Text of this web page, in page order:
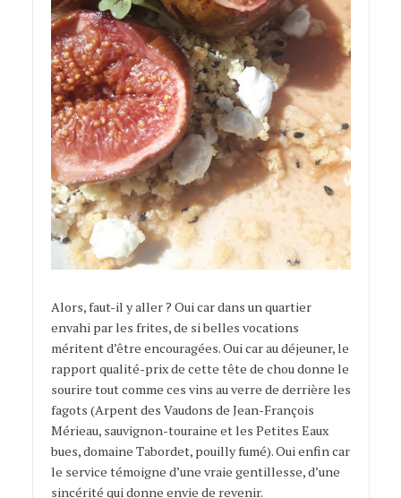
Alors, faut-il y aller ? Oui car dans un quartier
envahi par les frites, de si belles vocations
méritent d’être encouragées. Oui car au déjeuner, le
rapport qualité-prix de cette tête de chou donne le
sourire tout comme ces vins au verre de derrière les
fagots (Arpent des Vaudons de Jean-François
Mérieau, sauvignon-touraine et les Petites Eaux
bues, domaine Tabordet, pouilly fumé). Oui enfin car
le service témoigne d’une vraie gentillesse, d’une
sincérité qui donne envie de revenir.